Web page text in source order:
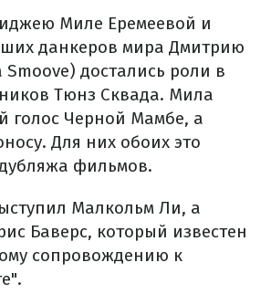
Миле Еремеевой и
данкеров мира Дмитрию
достались роли в
Тюнз Сквада. Мила
голос Черной Мамбе, а
Для них обоих это
фильмов.
Малкольм Ли, а
Баверс, который известен
сопровождению к